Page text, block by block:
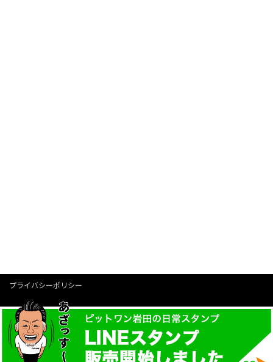
プライバシーポリシー
お問い合わせ
Instagram
YouTube
Facebook